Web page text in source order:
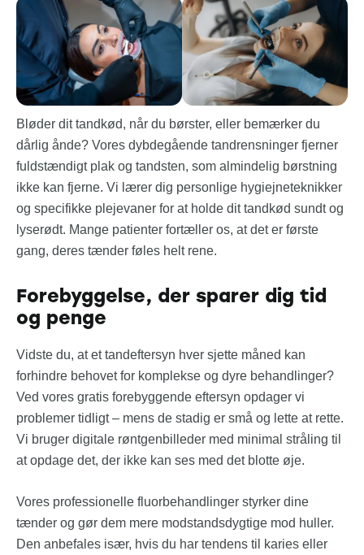
Bløder dit tandkød, når du børster, eller bemærker du
dårlig ånde? Vores dybdegående tandrensninger fjerner
fuldstændigt plak og tandsten, som almindelig børstning
ikke kan fjerne. Vi lærer dig personlige hygiejneteknikker
og specifikke plejevaner for at holde dit tandkød sundt og
lyserødt. Mange patienter fortæller os, at det er første
gang, deres tænder føles helt rene.
Forebyggelse, der sparer dig tid
og penge
Vidste du, at et tandeftersyn hver sjette måned kan
forhindre behovet for komplekse og dyre behandlinger?
Ved vores gratis forebyggende eftersyn opdager vi
problemer tidligt – mens de stadig er små og lette at rette.
Vi bruger digitale røntgenbilleder med minimal stråling til
at opdage det, der ikke kan ses med det blotte øje.
Vores professionelle fluorbehandlinger styrker dine
tænder og gør dem mere modstandsdygtige mod huller.
Den anbefales især, hvis du har tendens til karies eller